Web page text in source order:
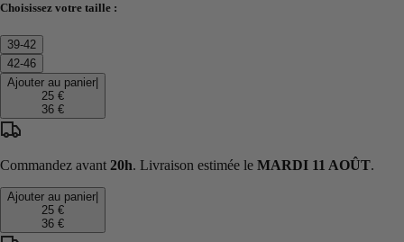
Choisissez votre taille :
39-42
42-46
Ajouter au panier
25 €
36 €
Commandez avant 20h. Livraison estimée le MARDI 11 AOÛT.
Ajouter au panier
25 €
36 €